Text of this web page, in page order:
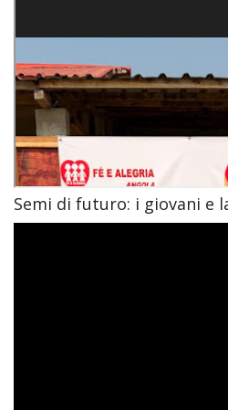
Semi di futuro: i giovani e